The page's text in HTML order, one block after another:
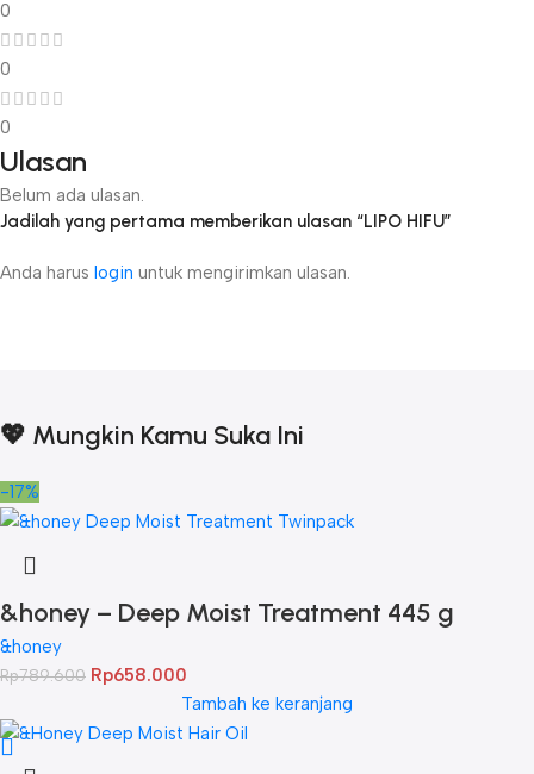
0
0
0
Ulasan
Belum ada ulasan.
Jadilah yang pertama memberikan ulasan “LIPO HIFU”
Anda harus login untuk mengirimkan ulasan.
💖 Mungkin Kamu Suka Ini
-17%
&honey – Deep Moist Treatment 445 g
Twinpack
&honey
Rp789.600 Rp658.000
Tambah ke keranjang